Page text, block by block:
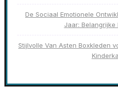
De Sociaal Emotionele
Jaar: Belangrijke
Stijlvolle Van Asten Boxkleden